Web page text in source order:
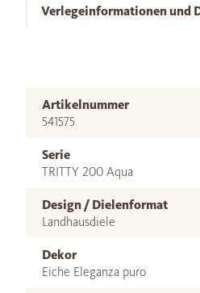
Verlegeinformationen und
Artikelnummer
541575
Serie
TRITTY 200 Aqua
Design / Dielenformat
Landhausdiele
Dekor
Eiche Eleganza puro